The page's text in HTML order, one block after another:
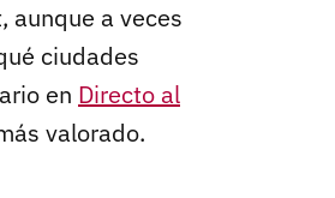
aunque a veces
ciudades
en Directo al
valorado.